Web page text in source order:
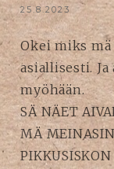
25.8.2023
Okei miks
asiallisesti.
myöhään.
SÄ NÄET
MÄ